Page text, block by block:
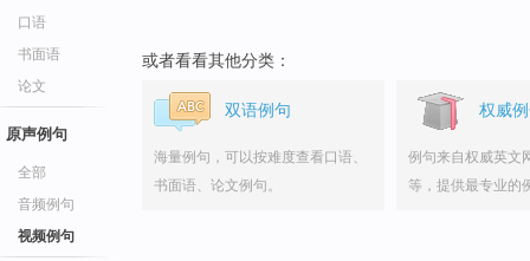
口语
书面语
论文
原声例句
全部
音频例句
视频例句
或者看看其他分类：
双语例句
海量例句，可以按难度查看口语、
书面语、论文例句。
权威
例句来自权威英文
等，提供最专业的